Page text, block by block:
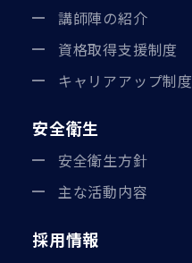
講師陣の紹介
資格取得支援制度
キャリアアップ制度
安全衛生
安全衛生方針
主な活動内容
採用情報